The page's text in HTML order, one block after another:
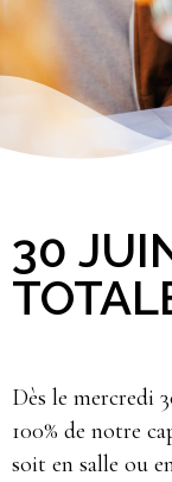
30
Dès le mercredi
100% de notre
soit en salle ou